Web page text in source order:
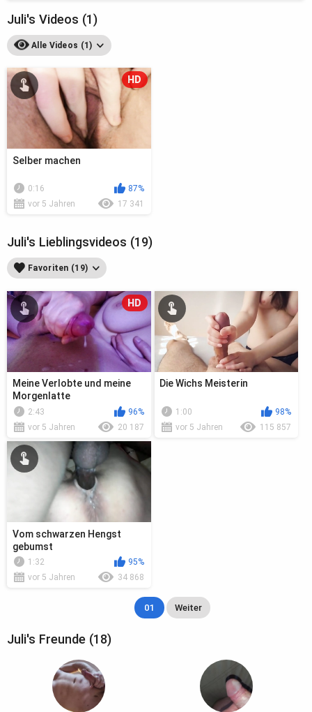
Juli's Videos (1)
Alle Videos (1)
HD
Selber machen
0:16
87%
vor 5 Jahren
17 341
Juli's Lieblingsvideos (19)
Favoriten (19)
HD
Meine Verlobte und meine
Morgenlatte
2:43
96%
vor 5 Jahren
20 187
Die Wichs Meisterin
1:00
98%
vor 5 Jahren
115 857
Vom schwarzen Hengst
gebumst
1:32
95%
vor 5 Jahren
34 868
01 Weiter
Juli's Freunde (18)